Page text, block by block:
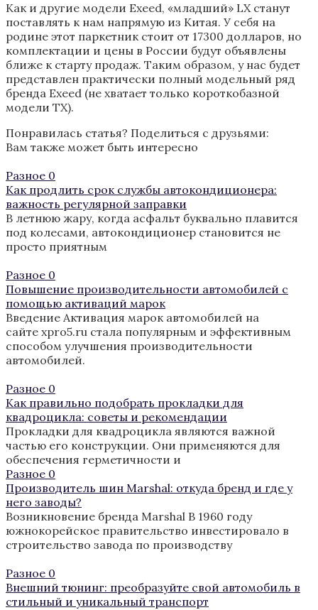
Как и другие модели Exeed, «младший» LX станут
поставлять к нам напрямую из Китая. У себя на
родине этот паркетник стоит от 17300 долларов, но
комплектации и цены в России будут объявлены
ближе к старту продаж. Таким образом, у нас будет
представлен практически полный модельный ряд
бренда Exeed (не хватает только короткобазной
модели TX).
Понравилась статья? Поделиться с друзьями:
Вам также может быть интересно
Разное 0
Как продлить срок службы автокондиционера:
важность регулярной заправки
В летнюю жару, когда асфальт буквально плавится
под колесами, автокондиционер становится не
просто приятным
Разное 0
Повышение производительности автомобилей с
помощью активаций марок
Введение Активация марок автомобилей на
сайте xpro5.ru стала популярным и эффективным
способом улучшения производительности
автомобилей.
Разное 0
Как правильно подобрать прокладки для
квадроцикла: советы и рекомендации
Прокладки для квадроцикла являются важной
частью его конструкции. Они применяются для
обеспечения герметичности и
Разное 0
Производитель шин Marshal: откуда бренд и где у
него заводы?
Возникновение бренда Marshal В 1960 году
южнокорейское правительство инвестировало в
строительство завода по производству
Разное 0
Внешний тюнинг: преобразуйте свой автомобиль в
стильный и уникальный транспорт